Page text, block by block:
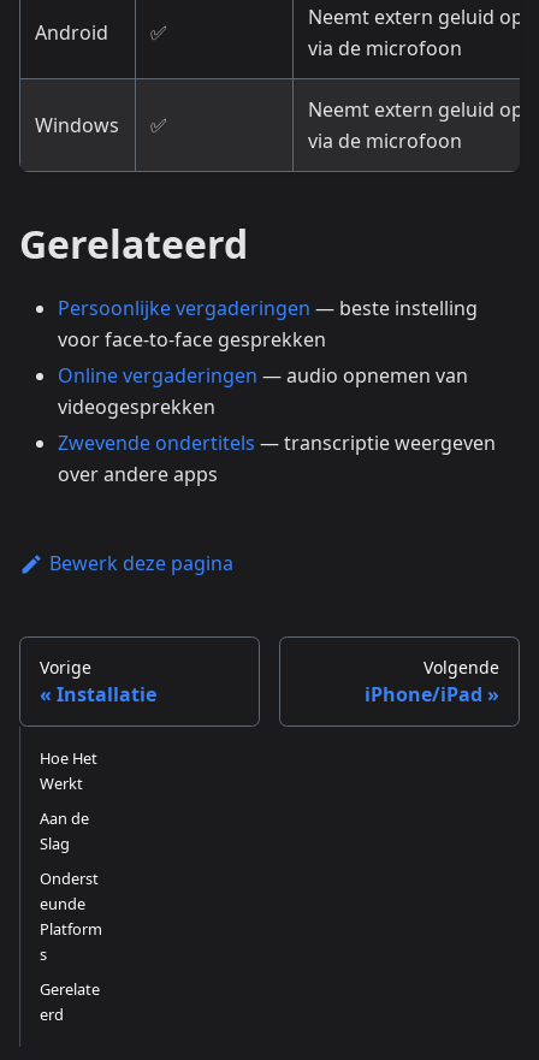
Android ✅
Neemt extern geluid op
via de microfoon
Windows ✅
Neemt extern geluid op
via de microfoon
Gerelateerd
Persoonlijke vergaderingen — beste instelling
voor face-to-face gesprekken
Online vergaderingen — audio opnemen van
videogesprekken
Zwevende ondertitels — transcriptie weergeven
over andere apps
Bewerk deze pagina
Vorige
Installatie
Volgende
iPhone/iPad
Hoe Het
Werkt
Aan de
Slag
Onderst
eunde
Platform
s
Gerelate
erd